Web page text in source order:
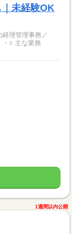
｜未経験OK
理管理事務／
1週間以内公開